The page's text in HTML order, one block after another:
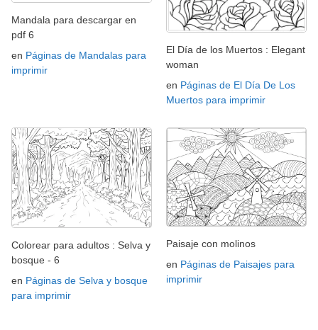
Mandala para descargar en
pdf 6
en Páginas de Mandalas para
imprimir
El Día de los Muertos : Elegant
woman
en Páginas de El Día De Los
Muertos para imprimir
Colorear para adultos : Selva y
bosque - 6
en Páginas de Selva y bosque
para imprimir
Paisaje con molinos
en Páginas de Paisajes para
imprimir